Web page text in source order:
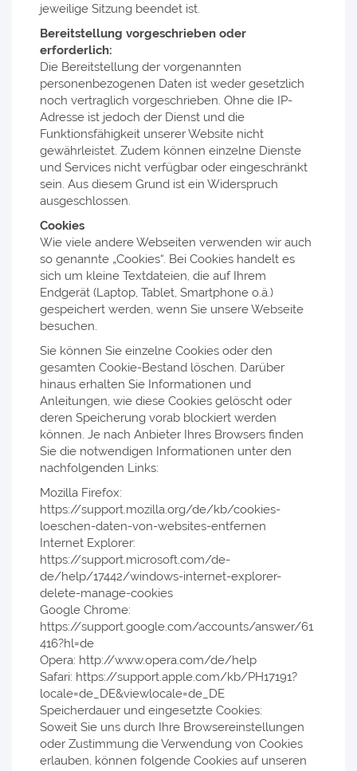
jeweilige Sitzung beendet ist.
Bereitstellung vorgeschrieben oder
erforderlich:
Die Bereitstellung der vorgenannten
personenbezogenen Daten ist weder gesetzlich
noch vertraglich vorgeschrieben. Ohne die IP-
Adresse ist jedoch der Dienst und die
Funktionsfähigkeit unserer Website nicht
gewährleistet. Zudem können einzelne Dienste
und Services nicht verfügbar oder eingeschränkt
sein. Aus diesem Grund ist ein Widerspruch
ausgeschlossen.
Cookies
Wie viele andere Webseiten verwenden wir auch
so genannte „Cookies“. Bei Cookies handelt es
sich um kleine Textdateien, die auf Ihrem
Endgerät (Laptop, Tablet, Smartphone o.ä.)
gespeichert werden, wenn Sie unsere Webseite
besuchen.
Sie können Sie einzelne Cookies oder den
gesamten Cookie-Bestand löschen. Darüber
hinaus erhalten Sie Informationen und
Anleitungen, wie diese Cookies gelöscht oder
deren Speicherung vorab blockiert werden
können. Je nach Anbieter Ihres Browsers finden
Sie die notwendigen Informationen unter den
nachfolgenden Links:
Mozilla Firefox:
https://support.mozilla.org/de/kb/cookies-
loeschen-daten-von-websites-entfernen
Internet Explorer:
https://support.microsoft.com/de-
de/help/17442/windows-internet-explorer-
delete-manage-cookies
Google Chrome:
https://support.google.com/accounts/answer/61
416?hl=de
Opera: http://www.opera.com/de/help
Safari: https://support.apple.com/kb/PH17191?
locale=de_DE&viewlocale=de_DE
Speicherdauer und eingesetzte Cookies:
Soweit Sie uns durch Ihre Browsereinstellungen
oder Zustimmung die Verwendung von Cookies
erlauben, können folgende Cookies auf unseren